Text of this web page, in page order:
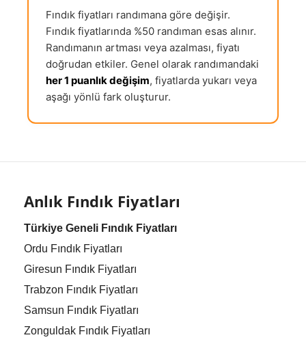
Fındık fiyatları randımana göre değişir.
Fındık fiyatlarında %50 randıman esas alınır.
Randımanın artması veya azalması, fiyatı
doğrudan etkiler. Genel olarak randımandaki
her 1 puanlık değişim, fiyatlarda yukarı veya
aşağı yönlü fark oluşturur.
Anlık Fındık Fiyatları
Türkiye Geneli Fındık Fiyatları
Ordu Fındık Fiyatları
Giresun Fındık Fiyatları
Trabzon Fındık Fiyatları
Samsun Fındık Fiyatları
Zonguldak Fındık Fiyatları